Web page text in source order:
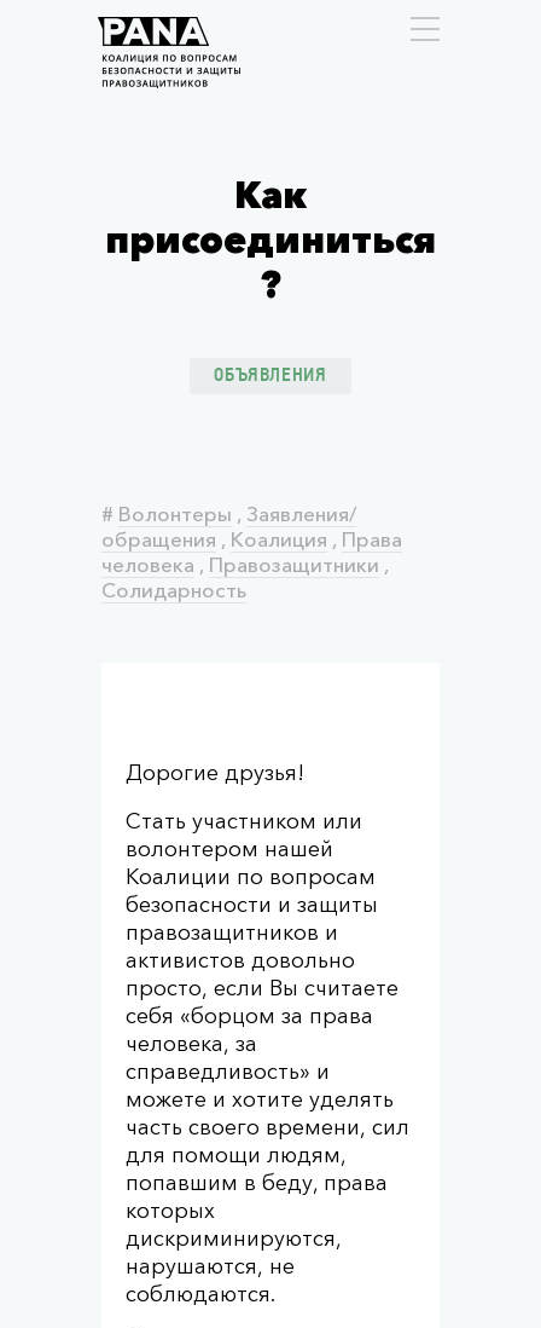
Как
присоединиться
?
ОБЪЯВЛЕНИЯ
# Волонтеры , Заявления/
обращения , Коалиция , Права
человека , Правозащитники ,
Солидарность
Дорогие друзья!
Стать участником или
волонтером нашей
Коалиции по вопросам
безопасности и защиты
правозащитников и
активистов довольно
просто, если Вы считаете
себя «борцом за права
человека, за
справедливость» и
можете и хотите уделять
часть своего времени, сил
для помощи людям,
попавшим в беду, права
которых
дискриминируются,
нарушаются, не
соблюдаются.